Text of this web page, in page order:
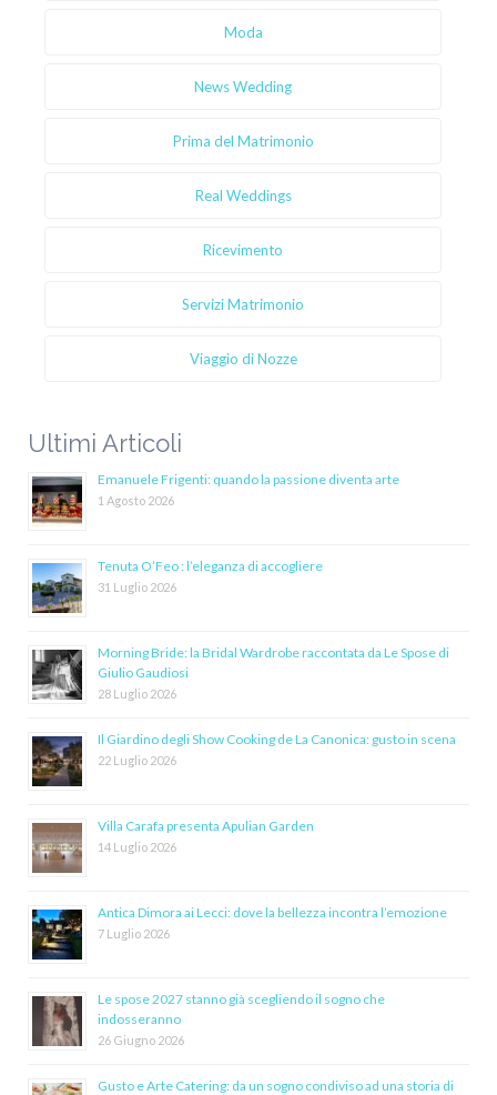
Moda
News Wedding
Prima del Matrimonio
Real Weddings
Ricevimento
Servizi Matrimonio
Viaggio di Nozze
Ultimi Articoli
Emanuele Frigenti: quando la passione diventa arte
1 Agosto 2026
Tenuta O’Feo : l’eleganza di accogliere
31 Luglio 2026
Morning Bride: la Bridal Wardrobe raccontata da Le Spose di
Giulio Gaudiosi
28 Luglio 2026
Il Giardino degli Show Cooking de La Canonica: gusto in scena
22 Luglio 2026
Villa Carafa presenta Apulian Garden
14 Luglio 2026
Antica Dimora ai Lecci: dove la bellezza incontra l’emozione
7 Luglio 2026
Le spose 2027 stanno già scegliendo il sogno che
indosseranno
26 Giugno 2026
Gusto e Arte Catering: da un sogno condiviso ad una storia di